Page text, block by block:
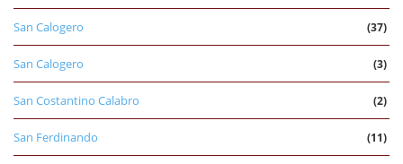
San Calogero (37)
San Calogero (3)
San Costantino Calabro (2)
San Ferdinando (11)